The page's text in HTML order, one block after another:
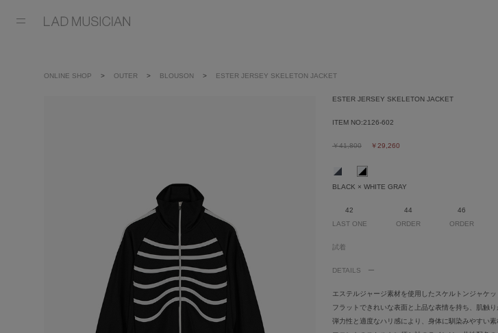
ONLINE SHOP OUTER BLOUSON ESTER JERSEY SKELETON JACKET
ESTER JERSEY SKELETON JACKET
ITEM NO:2126-602
￥41,800 ￥29,260
BLACK × WHITE GRAY
42
LAST ONE
44
ORDER
46
ORDER
試着
DETAILS
エステルジャージ素材を使用したスケルトンジャケッ
フラットできれいな表面と上品な表情を持ち、肌触り
弾力性と適度なハリ感により、身体に馴染みやすい素